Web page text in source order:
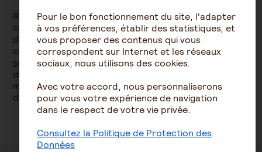
Renseignez-vous avant votre départ auprès de votre
compagnie d’assurance pour connaître les conditions
d’indemnisation. Si vous n’êtes pas couvert par un
contrat d’assurance, nous vous recommandons de
souscrire une Garantie accident de la vie
départ en voyage. Moyennant un petit investissement
mensuel, cette assurance peut vous éviter de
débourser plusieurs milliers d’euros en cas de sinistre.
Pour le bon fonctionnement du site, l'adapter
à vos préférences, établir des statistiques, et
vous proposer des contenus qui vous
correspondent sur Internet et les réseaux
sociaux, nous utilisons des cookies.
Avec votre accord, nous personnaliserons
pour vous votre expérience de navigation
dans le respect de votre vie privée.
Consultez la Politique de Protection des
Données